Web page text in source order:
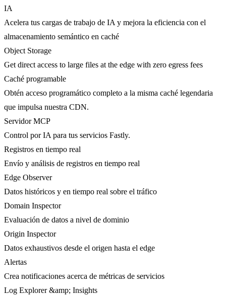
IA
Acelera tus cargas de trabajo de IA y mejora la eficiencia con el
almacenamiento semántico en caché
Object Storage
Get direct access to large files at the edge with zero egress fees
Caché programable
Obtén acceso programático completo a la misma caché legendaria
que impulsa nuestra CDN.
Servidor MCP
Control por IA para tus servicios Fastly.
Registros en tiempo real
Envío y análisis de registros en tiempo real
Edge Observer
Datos históricos y en tiempo real sobre el tráfico
Domain Inspector
Evaluación de datos a nivel de dominio
Origin Inspector
Datos exhaustivos desde el origen hasta el edge
Alertas
Crea notificaciones acerca de métricas de servicios
Log Explorer &amp; Insights